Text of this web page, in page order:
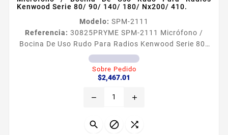
Kenwood Serie 80/ 90/ 140/ 180/ Nx200/ 410.
Modelo: SPM-2111
Referencia: 30825PRYME SPM-2111 Micrófono /
Bocina De Uso Rudo Para Radios Kenwood Serie 80/
90/ 140/ 180/ Nx200/ 410. MICRÓFONO BOCINA
PROFESIONAL RESISTENTE AL AGUA Diseño modular
que permite intercambio de cables dañados en
estándar de 35 mm opcional Clip rotatorio de
Sobre Pedido
$2,467.01
remove add
  